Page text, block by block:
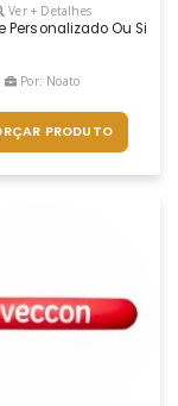
Cor Personalizada
Ver + Detalhes
Personalizado Ou
Por: Noato
PRODUTO